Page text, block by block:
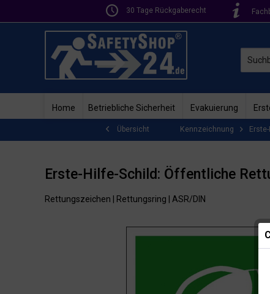
30 Tage Rückgaberecht
Home Betriebliche Sicherheit Evakuierung
Übersicht Kennzeichnung
Erste-Hilfe-Schild: Öffentliche
Rettungszeichen | Rettungsring | ASR/DIN